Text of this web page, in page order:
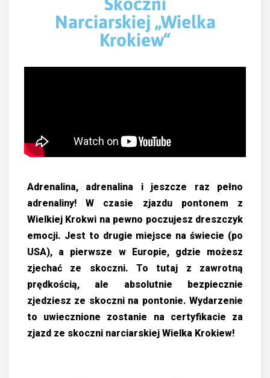
Narciarskiej „Wielka
Krokiew“
Adrenalina, adrenalina i jeszcze raz pełno
adrenaliny! W czasie zjazdu pontonem z
Wielkiej Krokwi na pewno poczujesz dreszczyk
emocji. Jest to drugie miejsce na świecie (po
USA), a pierwsze w Europie, gdzie możesz
zjechać ze skoczni. To tutaj z zawrotną
prędkością, ale absolutnie bezpiecznie
zjedziesz ze skoczni na pontonie. Wydarzenie
to uwiecznione zostanie na certyfikacie za
zjazd ze skoczni narciarskiej Wielka Krokiew!